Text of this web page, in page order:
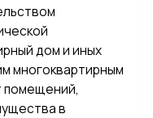
дом и иных
многоквартирным
помещений,
в